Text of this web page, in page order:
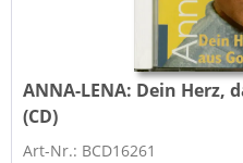
ANNA-LENA: Dein Herz,
(CD)
Art-Nr.: BCD16261